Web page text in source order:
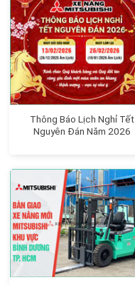
Thông Báo Lịch Nghỉ Tết
Nguyên Đán Năm 2026